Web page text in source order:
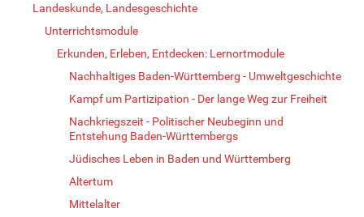
Landeskunde, Landesgeschichte
Unterrichtsmodule
Erkunden, Erleben, Entdecken: Lernortmodule
Nachhaltiges Baden-Württemberg - Umweltgeschichte
Kampf um Partizipation - Der lange Weg zur Freiheit
Nachkriegszeit - Politischer Neubeginn und
Entstehung Baden-Württembergs
Jüdisches Leben in Baden und Württemberg
Altertum
Mittelalter